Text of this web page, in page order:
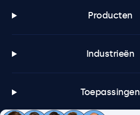
Producten
Industrieën
Toepassingen